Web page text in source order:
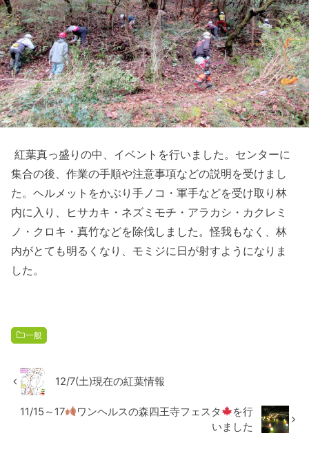
紅葉真っ盛りの中、イベントを行いました。センターに
集合の後、作業の手順や注意事項などの説明を受けまし
た。ヘルメットをかぶり手ノコ・軍手などを受け取り林
内に入り、ヒサカキ・ネズミモチ・アラカシ・カクレミ
ノ・クロキ・真竹などを除伐しました。怪我もなく、林
内がとても明るくなり、モミジに日が射すようになりま
した。
一般
12/7(土)現在の紅葉情報
11/15～17 ワンヘルスの森四王寺フェスタ
を行
いました